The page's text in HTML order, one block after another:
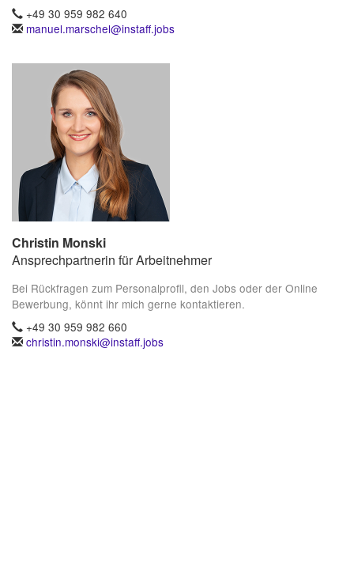
+49 30 959 982 640
manuel.marschel@instaff.jobs
Christin Monski
Ansprechpartnerin für Arbeitnehmer
Bei Rückfragen zum Personalprofil, den Jobs oder der Online
Bewerbung, könnt ihr mich gerne kontaktieren.
+49 30 959 982 660
christin.monski@instaff.jobs